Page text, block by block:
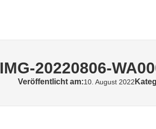
IMG-20220806-
Veröffentlicht am:10. August 2022